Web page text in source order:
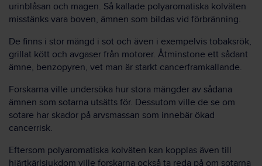
urinblåsan och magen. Så kallade polyaromatiska kolväten
misstänks vara boven, ämnen som bildas vid förbränning.
De finns i stor mängd i sot och även i exempelvis tobaksrök,
grillat kött och avgaser från motorer. Åtminstone ett sådant
ämne, benzopyren, vet man är starkt cancerframkallande.
Forskarna ville undersöka hur stora mängder av sådana
ämnen som sotarna utsätts för. Dessutom ville de se om
sotare har skador på arvsmassan som innebär ökad
cancerrisk.
Eftersom polyaromatiska kolväten kan kopplas även till
hjärtkärlsjukdom ville forskarna också ta reda på om sotarna